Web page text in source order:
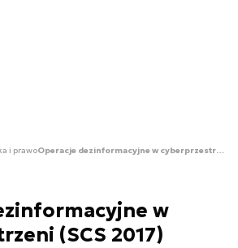
i prawo Operacje dezinformacyjne w cyberprzestrzeni (SCS 2017)
w
(SCS 2017)